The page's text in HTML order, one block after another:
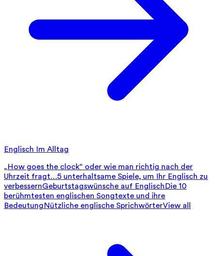
Englisch Im Alltag
„How goes the clock“ oder wie man richtig nach der
Uhrzeit fragt…5 unterhaltsame Spiele, um Ihr Englisch zu
verbessernGeburtstagswünsche auf EnglischDie 10
berühmtesten englischen Songtexte und ihre
BedeutungNützliche englische SprichwörterView all